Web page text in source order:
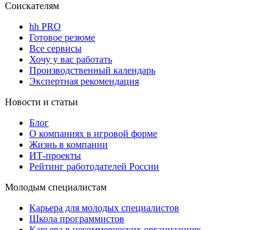
Соискателям
hh PRO
Готовое резюме
Все сервисы
Хочу у вас работать
Производственный календарь
Экспертная рекомендация
Новости и статьи
Блог
О компаниях в игровой форме
Жизнь в компании
ИТ-проекты
Рейтинг работодателей России
Молодым специалистам
Карьера для молодых специалистов
Школа программистов